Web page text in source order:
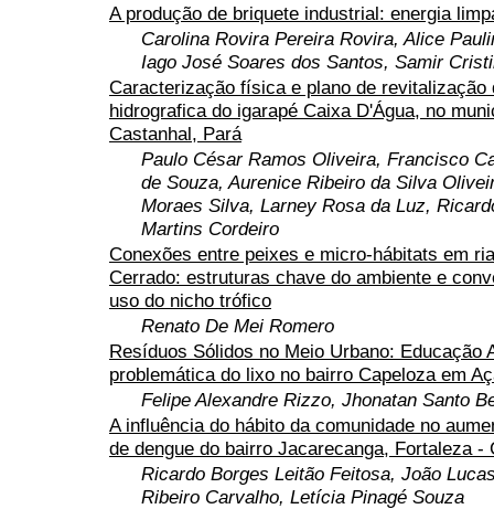
A produção de briquete industrial: energia
Carolina Rovira Pereira Rovira, Alice
Iago José Soares dos Santos, Samir
Caracterização física e plano de revitalização
hidrografica do igarapé Caixa D'Água, no
Castanhal, Pará
Paulo César Ramos Oliveira, Francisco
de Souza, Aurenice Ribeiro da Silva
Moraes Silva, Larney Rosa da Luz,
Martins Cordeiro
Conexões entre peixes e micro-hábitats em
Cerrado: estruturas chave do ambiente e
uso do nicho trófico
Renato De Mei Romero
Resíduos Sólidos no Meio Urbano: Educação
problemática do lixo no bairro Capeloza em
Felipe Alexandre Rizzo, Jhonatan Santo
A influência do hábito da comunidade no
de dengue do bairro Jacarecanga, Fortaleza -
Ricardo Borges Leitão Feitosa, João
Ribeiro Carvalho, Letícia Pinagé Souza